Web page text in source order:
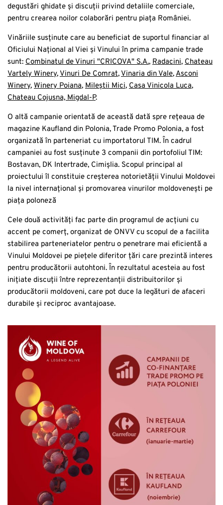
degustări ghidate și discuții privind detaliile comerciale,
pentru crearea noilor colaborări pentru piața României.
Vinăriile susținute care au beneficiat de suportul financiar al
Oficiului Național al Viei și Vinului în prima campanie trade
sunt: Combinatul de Vinuri "CRICOVA" S.A., Radacini, Chateau
Vartely Winery,Vinuri De Comrat,Vinaria din Vale,Asconi
Winery, Winery Poiana, Mileștii Mici, Casa Vinicola Luca,
Chateau Cojusna, Migdal-P.
O altă campanie orientată de această dată spre rețeaua de
magazine Kaufland din Polonia, Trade Promo Polonia, a fost
organizată în parteneriat cu importatorul TIM. În cadrul
campaniei au fost susținute 3 companii din portofoliul TIM:
Bostavan, DK Intertrade, Cimișlia. Scopul principal al
proiectului îl constituie creșterea notorietății Vinului Moldovei
la nivel internațional și promovarea vinurilor moldovenești pe
piața poloneză
Cele două activități fac parte din programul de acțiuni cu
accent pe comerț, organizat de ONVV cu scopul de a facilita
stabilirea parteneriatelor pentru o penetrare mai eficientă a
Vinului Moldovei pe piețele diferitor țări care prezintă interes
pentru producătorii autohtoni. În rezultatul acesteia au fost
inițiate discuții între reprezentanții distribuitorilor și
producătorii moldoveni, care pot duce la legături de afaceri
durabile și reciproc avantajoase.